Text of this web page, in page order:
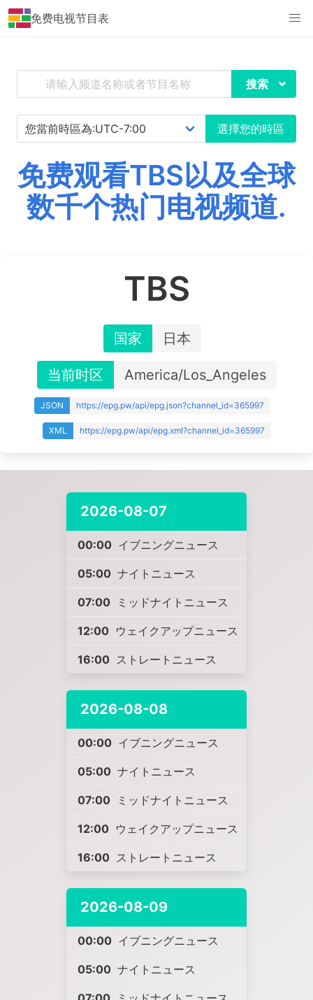
免费电视节目表
搜索
選擇您的時區
免费观看TBS以及全球
数千个热门电视频道.
TBS
国家 日本
当前时区 America/Los_Angeles
JSON https://epg.pw/api/epg.json?channel_id=365997
XML https://epg.pw/api/epg.xml?channel_id=365997
2026-08-07
00:00 イブニングニュース
05:00 ナイトニュース
07:00 ミッドナイトニュース
12:00 ウェイクアップニュース
16:00 ストレートニュース
2026-08-08
00:00 イブニングニュース
05:00 ナイトニュース
07:00 ミッドナイトニュース
12:00 ウェイクアップニュース
16:00 ストレートニュース
2026-08-09
00:00 イブニングニュース
05:00 ナイトニュース